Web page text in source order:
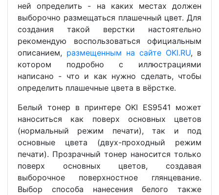
ней определить - на каких местах должен
выборочно размещаться плашечный цвет. Для
создания такой верстки настоятельно
рекомендую воспользоваться официальным
описанием, размещенным на сайте OKI.RU, в
котором подробно с иллюстрациями
написано - что и как нужно сделать, чтобы
определить плашечные цвета в вёрстке.
Белый тонер в принтере OKI ES9541 может
наноситься как поверх основных цветов
(нормальный режим печати), так и под
основные цвета (двух-проходный режим
печати). Прозрачный тонер наносится только
поверх основных цветов, создавая
выборочное поверхностное глянцевание.
Выбор способа нанесения белого также